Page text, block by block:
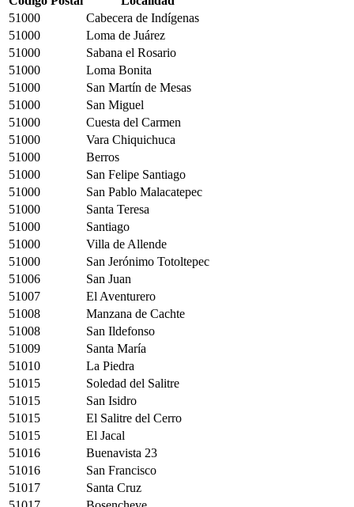
51000
Cabecera de Indígenas
51000
Loma de Juárez
51000
Sabana el Rosario
51000
Loma Bonita
51000
San Martín de Mesas
51000
San Miguel
51000
Cuesta del Carmen
51000
Vara Chiquichuca
51000
Berros
51000
San Felipe Santiago
51000
San Pablo Malacatepec
51000
Santa Teresa
51000
Santiago
51000
Villa de Allende
51000
San Jerónimo Totoltepec
51006
San Juan
51007
El Aventurero
51008
Manzana de Cachte
51008
San Ildefonso
51009
Santa María
51010
La Piedra
51015
Soledad del Salitre
51015
San Isidro
51015
El Salitre del Cerro
51015
El Jacal
51016
Buenavista 23
51016
San Francisco
51017
Santa Cruz